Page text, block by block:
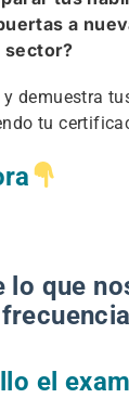
a
sector?
demuestra
tu
lo que
el